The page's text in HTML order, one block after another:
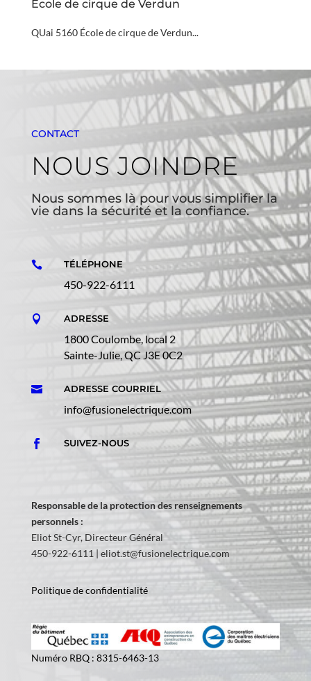
École de cirque de Verdun
QUai 5160 École de cirque de Verdun...
CONTACT
NOUS JOINDRE
Nous sommes là pour vous simplifier la
vie dans la sécurité et la confiance.
 TÉLÉPHONE
450-922-6111
 ADRESSE
1800 Coulombe, local 2
Sainte-Julie, QC J3E 0C2
 ADRESSE COURRIEL
info@fusionelectrique.com
 SUIVEZ-NOUS
Responsable de la protection des renseignements
personnels :
Eliot St-Cyr, Directeur Général
450-922-6111 | eliot.st@fusionelectrique.com
Politique de confidentialité
Numéro RBQ : 8315-6463-13